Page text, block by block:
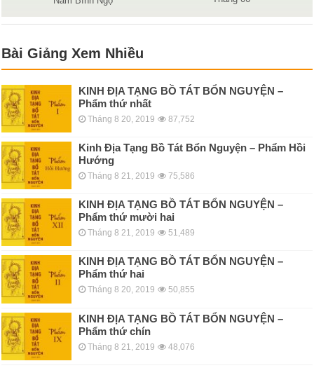
Bài Giảng Xem Nhiều
KINH ÐỊA TẠNG BỒ TÁT BỔN NGUYỆN –
Phẩm thứ nhất
Tháng 8 20, 2019 87,752
Kinh Địa Tạng Bồ Tát Bổn Nguyện – Phẩm Hồi
Hướng
Tháng 8 21, 2019 75,586
KINH ÐỊA TẠNG BỒ TÁT BỔN NGUYỆN –
Phẩm thứ mười hai
Tháng 8 21, 2019 51,489
KINH ÐỊA TẠNG BỒ TÁT BỔN NGUYỆN –
Phẩm thứ hai
Tháng 8 20, 2019 50,855
KINH ÐỊA TẠNG BỒ TÁT BỔN NGUYỆN –
Phẩm thứ chín
Tháng 8 21, 2019 48,076